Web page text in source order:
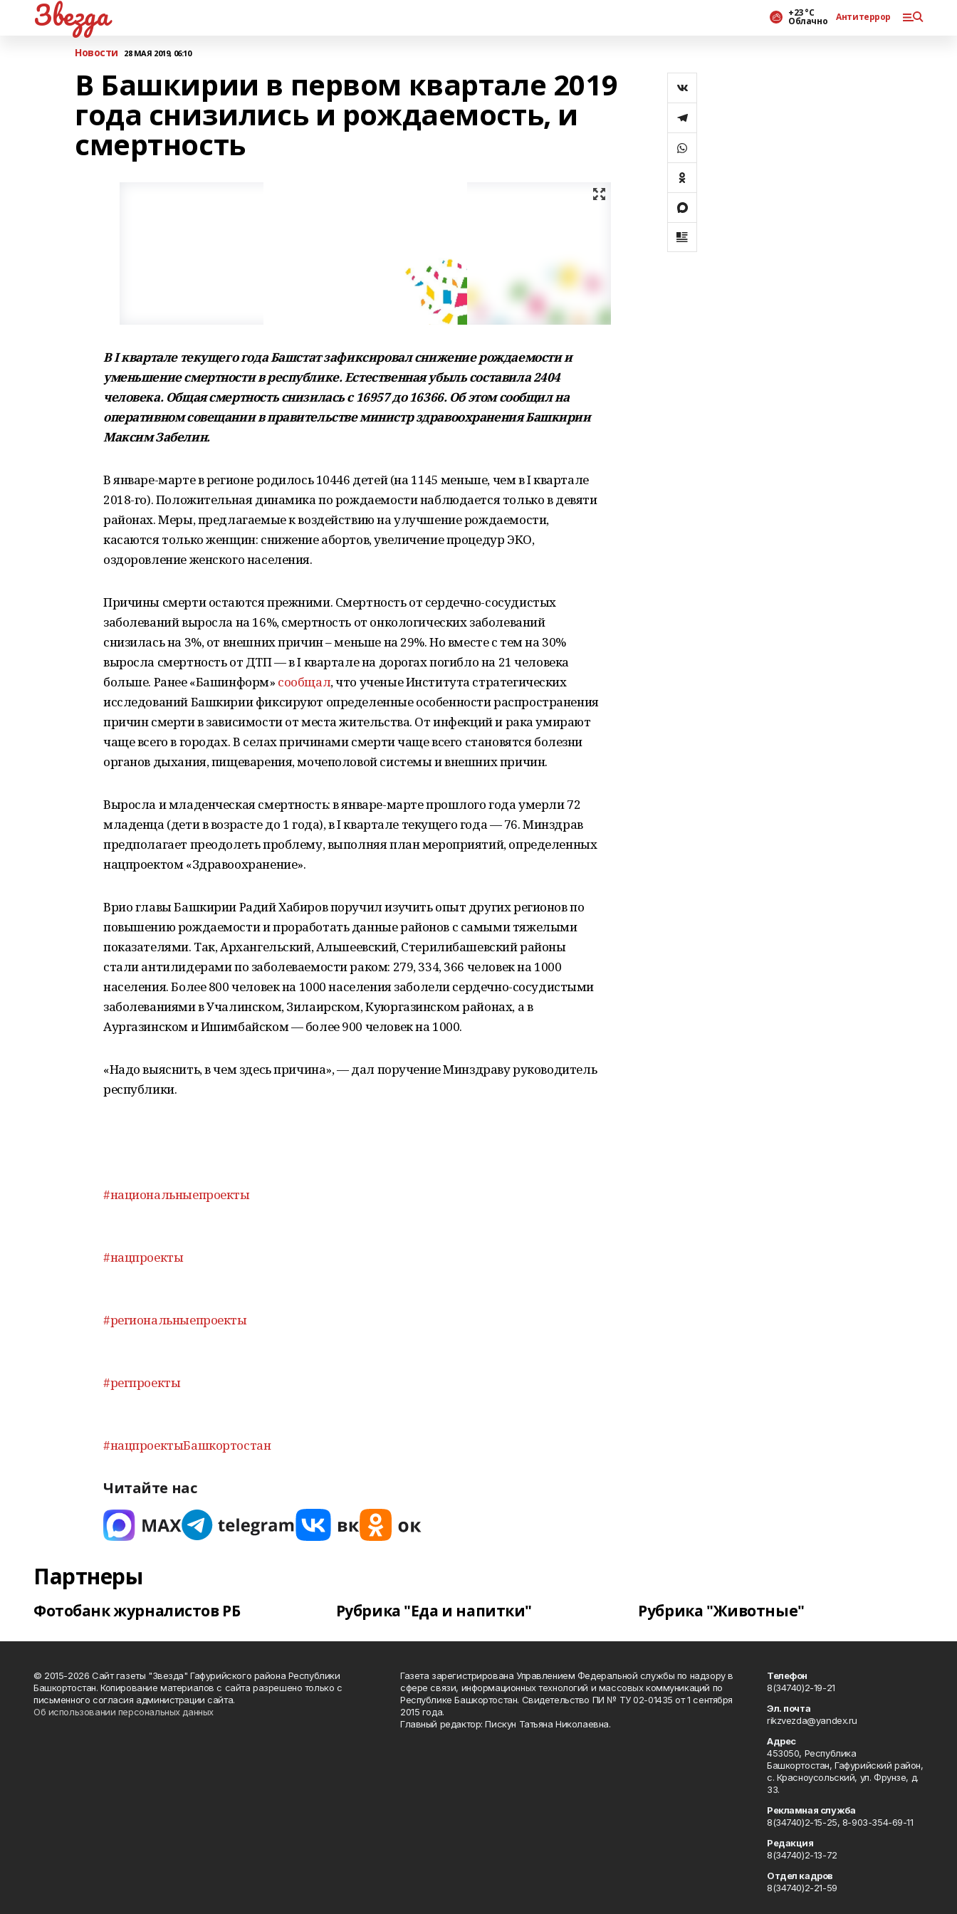
Звезда +23 °С
Облачно Антитеррор
Новости 28 МАЯ 2019, 06:10
В Башкирии в первом квартале 2019
года снизились и рождаемость, и
смертность
В I квартале текущего года Башстат зафиксировал снижение рождаемости и
уменьшение смертности в республике. Естественная убыль составила 2404
человека. Общая смертность снизилась с 16957 до 16366. Об этом сообщил на
оперативном совещании в правительстве министр здравоохранения Башкирии
Максим Забелин.
В январе-марте в регионе родилось 10446 детей (на 1145 меньше, чем в I квартале
2018-го). Положительная динамика по рождаемости наблюдается только в девяти
районах. Меры, предлагаемые к воздействию на улучшение рождаемости,
касаются только женщин: снижение абортов, увеличение процедур ЭКО,
оздоровление женского населения.
Причины смерти остаются прежними. Смертность от сердечно-сосудистых
заболеваний выросла на 16%, смертность от онкологических заболеваний
снизилась на 3%, от внешних причин – меньше на 29%. Но вместе с тем на 30%
выросла смертность от ДТП — в I квартале на дорогах погибло на 21 человека
больше. Ранее «Башинформ» сообщал, что ученые Института стратегических
исследований Башкирии фиксируют определенные особенности распространения
причин смерти в зависимости от места жительства. От инфекций и рака умирают
чаще всего в городах. В селах причинами смерти чаще всего становятся болезни
органов дыхания, пищеварения, мочеполовой системы и внешних причин.
Выросла и младенческая смертность: в январе-марте прошлого года умерли 72
младенца (дети в возрасте до 1 года), в I квартале текущего года — 76. Минздрав
предполагает преодолеть проблему, выполняя план мероприятий, определенных
нацпроектом «Здравоохранение».
Врио главы Башкирии Радий Хабиров поручил изучить опыт других регионов по
повышению рождаемости и проработать данные районов с самыми тяжелыми
показателями. Так, Архангельский, Альшеевский, Стерилибашевский районы
стали антилидерами по заболеваемости раком: 279, 334, 366 человек на 1000
населения. Более 800 человек на 1000 населения заболели сердечно-сосудистыми
заболеваниями в Учалинском, Зилаирском, Куюргазинском районах, а в
Аургазинском и Ишимбайском — более 900 человек на 1000.
«Надо выяснить, в чем здесь причина», — дал поручение Минздраву руководитель
республики.
#национальныепроекты
#нацпроекты
#региональныепроекты
#регпроекты
#нацпроектыБашкортостан
Читайте нас
Партнеры
Фотобанк журналистов РБ Рубрика "Еда и напитки" Рубрика "Животные"
© 2015-2026 Сайт газеты "Звезда" Гафурийского района Республики
Башкортостан. Копирование материалов с сайта разрешено только с
письменного согласия администрации сайта.
Об использовании персональных данных
Газета зарегистрирована Управлением Федеральной службы по надзору в
сфере связи, информационных технологий и массовых коммуникаций по
Республике Башкортостан. Свидетельство ПИ № ТУ 02-01435 от 1 сентября
2015 года.
Главный редактор: Пискун Татьяна Николаевна.
Телефон
8(34740)2-19-21
Эл. почта
rikzvezda@yandex.ru
Адрес
453050, Республика
Башкортостан, Гафурийский район,
с. Красноусольский, ул. Фрунзе, д.
33.
Рекламная служба
8(34740)2-15-25, 8-903-354-69-11
Редакция
8(34740)2-13-72
Отдел кадров
8(34740)2-21-59